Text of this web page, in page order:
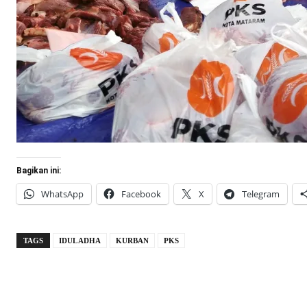
Bagikan ini:
WhatsApp Facebook X Telegram
TAGS IDUL ADHA KURBAN PKS